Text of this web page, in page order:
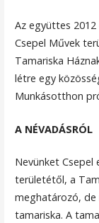
Az együttes
Csepel Művek
Tamariska
létre egy
Munkásotthon
A NÉVADÁSRÓL
Nevünket
területétől, a
meghatározó, de
tamariska. A